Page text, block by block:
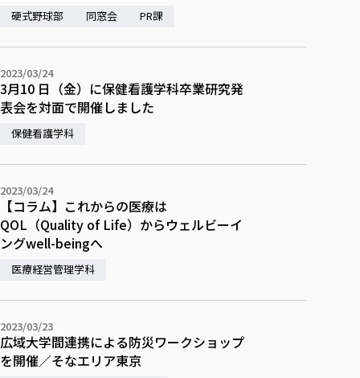
硬式野球部 同窓会 PR課
2023/03/24
3月10 日（金）に保健看護学科卒業研究発
表会を対面で開催しました
保健看護学科
2023/03/24
【コラム】これからの医療は
QOL（Quality of Life）からウェルビーイ
ングwell-beingへ
医療経営管理学科
2023/03/23
広域大学間連携による防災ワークショップ
を開催／そなエリア東京